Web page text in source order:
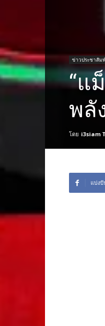
ข่าวประชาสัม
“แ
พลั
โดย i3siam
แบ่ง